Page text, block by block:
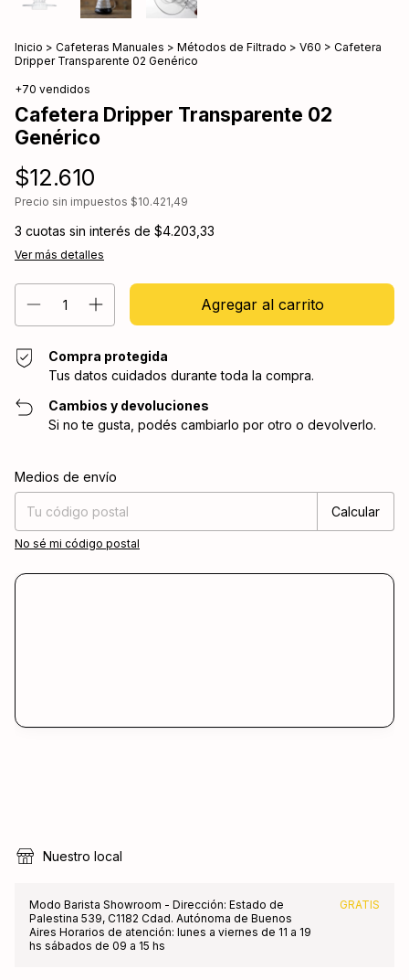
Inicio > Cafeteras Manuales > Métodos de Filtrado > V60 > Cafetera
Dripper Transparente 02 Genérico
+70 vendidos
Cafetera Dripper Transparente 02
Genérico
$12.610
Precio sin impuestos $10.421,49
3 cuotas sin interés de $4.203,33
Ver más detalles
Compra protegida
Tus datos cuidados durante toda la compra.
Cambios y devoluciones
Si no te gusta, podés cambiarlo por otro o devolverlo.
Entregas para el CP:
Medios de envío
Calcular
No sé mi código postal
Nuestro local
Modo Barista Showroom - Dirección: Estado de
Palestina 539, C1182 Cdad. Autónoma de Buenos
Aires Horarios de atención: lunes a viernes de 11 a 19
hs sábados de 09 a 15 hs
GRATIS